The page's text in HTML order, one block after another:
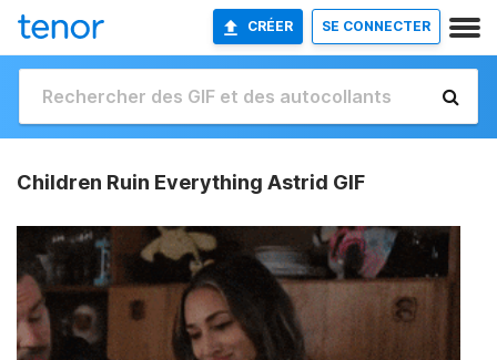
CRÉER SE CONNECTER
Children Ruin Everything Astrid GIF